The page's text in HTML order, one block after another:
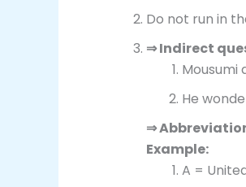
Do not run in
⇒Indirect
Mousumi
He
⇒
Example:
A =